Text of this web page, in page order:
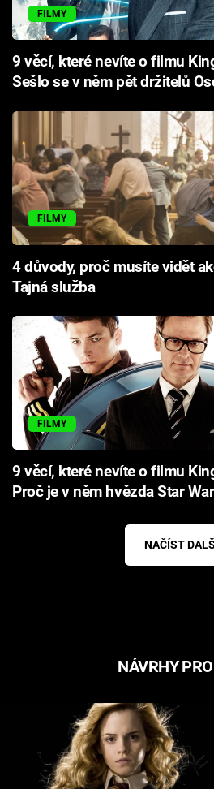
Sledujte nás
FILMY
9 věcí, které nevíte o filmu
Sešlo se v něm pět držitelů
FILMY
4 důvody, proč musíte vidět
Tajná služba
FILMY
9 věcí, které nevíte o filmu
Proč je v něm hvězda Star
NAČÍST
NÁVRHY